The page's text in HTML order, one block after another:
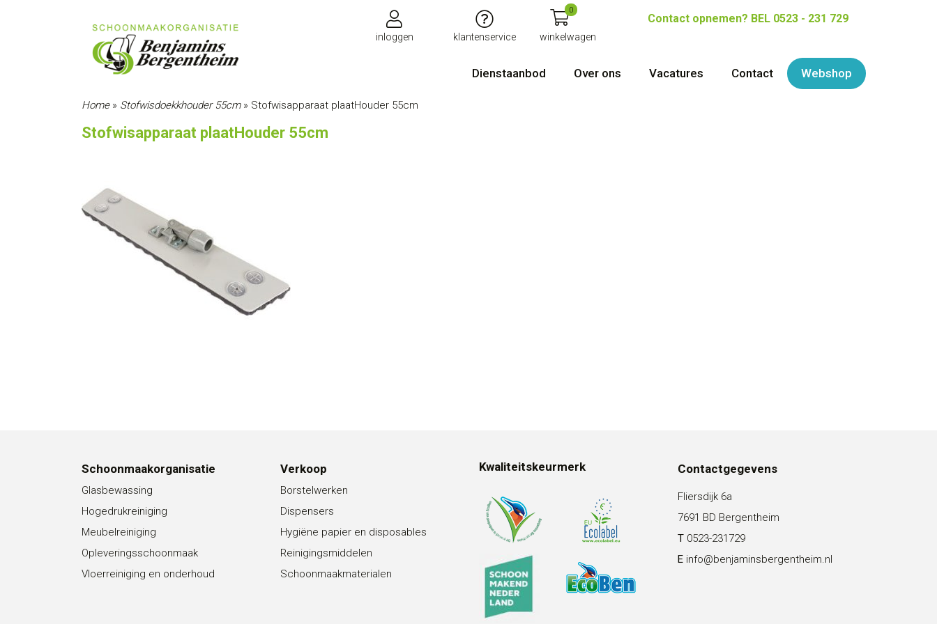
inloggen klantenservice
0
winkelwagen
Contact opnemen? BEL 0523 - 231 729
Dienstaanbod Over ons Vacatures Contact Webshop
Home» Stofwisdoekkhouder 55cm» Stofwisapparaat plaatHouder 55cm
Stofwisapparaat plaatHouder 55cm
Schoonmaakorganisatie
Glasbewassing
Hogedrukreiniging
Meubelreiniging
Opleveringsschoonmaak
Vloerreiniging en onderhoud
Verkoop
Borstelwerken
Dispensers
Hygiëne papier en disposables
Reinigingsmiddelen
Schoonmaakmaterialen
Kwaliteitskeurmerk Contactgegevens
Fliersdijk 6a
7691 BD Bergentheim
T 0523-231729
E info@benjaminsbergentheim.nl